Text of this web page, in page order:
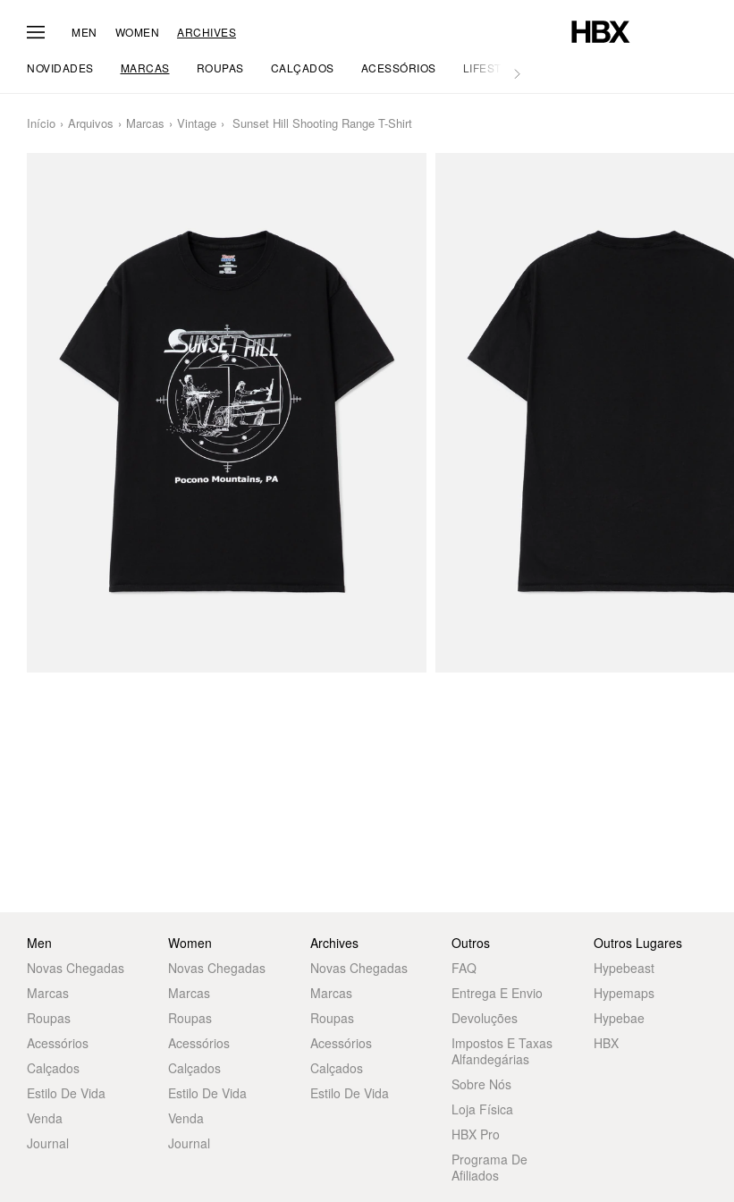
MEN WOMEN ARCHIVES
NOVIDADES MARCAS ROUPAS CALÇADOS ACESSÓRIOS LIFESTYLE
Início Arquivos Marcas Vintage Sunset Hill Shooting Range T-Shirt
Men
Novas Chegadas
Marcas
Roupas
Acessórios
Calçados
Estilo De Vida
Venda
Journal
Women
Novas Chegadas
Marcas
Roupas
Acessórios
Calçados
Estilo De Vida
Venda
Journal
Archives
Novas Chegadas
Marcas
Roupas
Acessórios
Calçados
Estilo De Vida
Outros
FAQ
Entrega E Envio
Devoluções
Impostos E Taxas
Alfandegárias
Sobre Nós
Loja Física
HBX Pro
Programa De
Afiliados
Outros Lugares
Hypebeast
Hypemaps
Hypebae
HBX